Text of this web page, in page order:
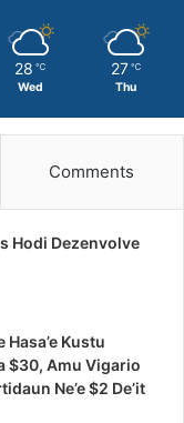
28 ℃
Wed
27 ℃
Thu
Comments
Hodi Dezenvolve
Kustu
$30, Amu Vigario
Ne’e $2 De’it